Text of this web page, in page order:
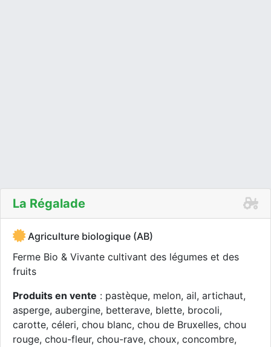
La Régalade
Agriculture biologique (AB)
Ferme Bio & Vivante cultivant des légumes et des
fruits
Produits en vente : pastèque, melon, ail, artichaut,
asperge, aubergine, betterave, blette, brocoli,
carotte, céleri, chou blanc, chou de Bruxelles, chou
rouge, chou-fleur, chou-rave, choux, concombre,